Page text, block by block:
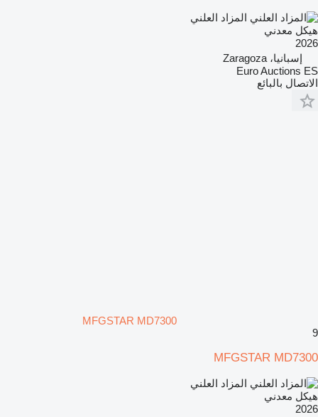
المزاد العلني
هيكل معدني
2026
إسبانيا، Zaragoza
Euro Auctions ES
الاتصال بالبائع
MFGSTAR MD7300
9
MFGSTAR MD7300
المزاد العلني
هيكل معدني
2026